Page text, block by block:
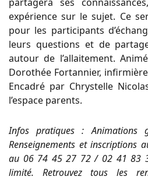
expérience sur le sujet. Ce
pour les participants
leurs questions et de
autour de l’allaitement.
Dorothée Fortannier,
Encadré par Chrystelle
l’espace parents.
Infos pratiques : Animations
Renseignements et inscriptions
au 06 74 45 27 72 / 02 41 83
limité. Retrouvez tous les